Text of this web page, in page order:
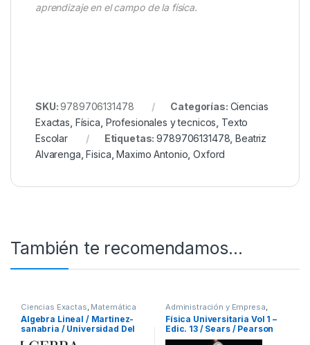
aprendizaje en el campo de la física.
SKU:9789706131478 Categorías: Ciencias
Exactas Física Profesionales y tecnicos Texto
Escolar
Etiquetas:9789706131478 ,Beatriz
Alvarenga ,Fisica ,Maximo Antonio ,Oxford
También te recomendamos…
Ciencias Exactas Matemática
Álgebra Lineal / Martinez-
sanabria / Universidad Del
Valle
Administración y Empresa
Ciencias Exactas Física
Profesionales y tecnicos
Física Universitaria Vol 1 –
Edic. 13 / Sears / Pearson